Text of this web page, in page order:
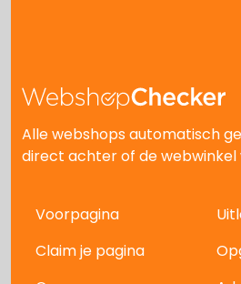
Alle webshops automatisch
direct achter of de webwinkel
Voorpagina
Claim je pagina